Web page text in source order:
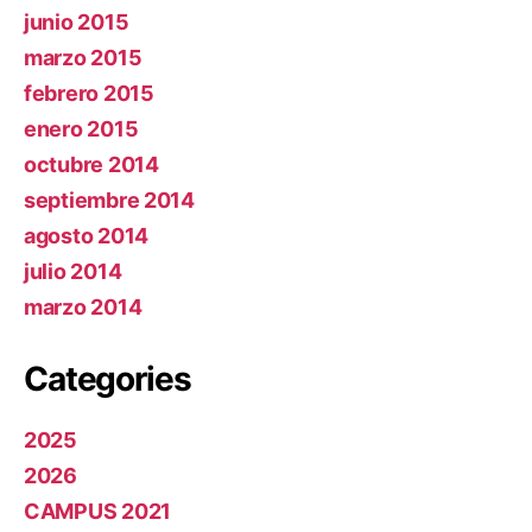
junio 2015
marzo 2015
febrero 2015
enero 2015
octubre 2014
septiembre 2014
agosto 2014
julio 2014
marzo 2014
Categories
2025
2026
CAMPUS 2021